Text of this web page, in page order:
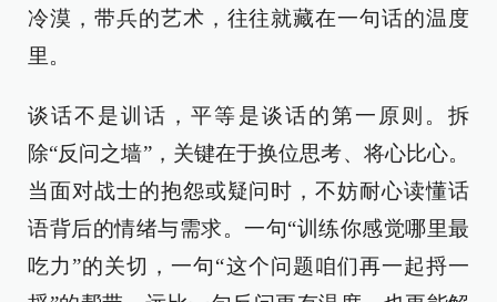
冷漠，带兵的艺术，往往就藏在一句话的温度
里。
谈话不是训话，平等是谈话的第一原则。拆
除“反问之墙”，关键在于换位思考、将心比心。
当面对战士的抱怨或疑问时，不妨耐心读懂话
语背后的情绪与需求。一句“训练你感觉哪里最
吃力”的关切，一句“这个问题咱们再一起捋一